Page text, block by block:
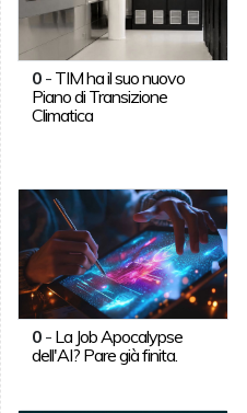
0- TIM ha il suo nuovo
Piano di Transizione
Climatica
0- La Job Apocalypse
dell'AI? Pare già finita.